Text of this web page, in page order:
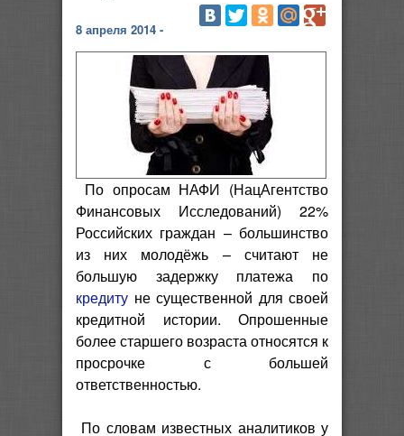
8 апреля 2014 -
По опросам НАФИ (НацАгентство
Финансовых Исследований) 22%
Российских граждан – большинство
из них молодёжь – считают не
большую задержку платежа по
кредиту не существенной для своей
кредитной истории. Опрошенные
более старшего возраста относятся к
просрочке с большей
ответственностью.
По словам известных аналитиков у